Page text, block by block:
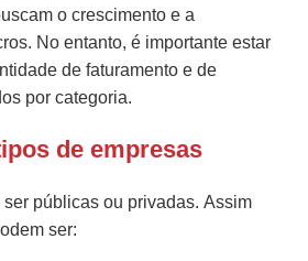
o crescimento e a
No entanto, é importante estar
de faturamento e de
por categoria.
de empresas
públicas ou privadas. Assim
ser: